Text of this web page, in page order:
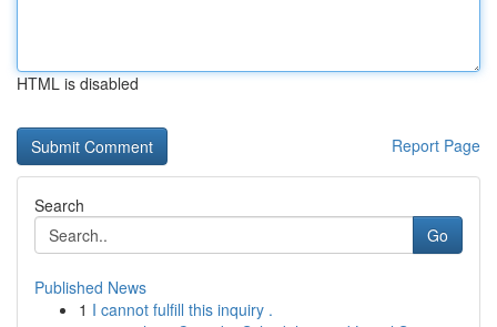
HTML is disabled
Report Page
Search
Go
Published News
1 I cannot fulfill this inquiry .